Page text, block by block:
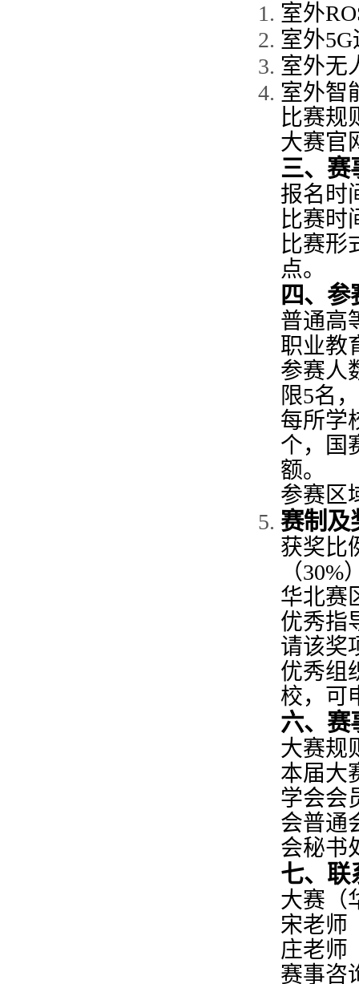
室外
室外5G
室外无
室外智
比赛规
大赛官
三、赛
报名时
比赛时
比赛形
点。
四、参
普通高
职业教
参赛人
限5名
每所学
个，国
额。
参赛区
赛制及
获奖比
（30%
华北赛
优秀指
请该奖
优秀组
校，可
六、赛
大赛规
本届大
学会会
会普通
会秘书
七、联
大赛 （
宋老师
庄老师
赛事咨